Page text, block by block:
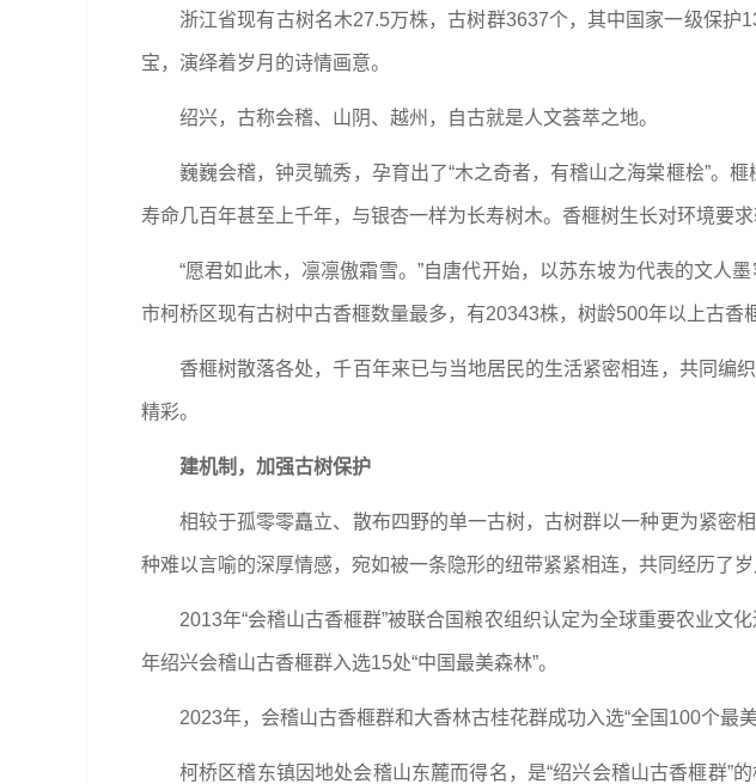
浙江省现有古树名木27.5万株，古树群3637个，其中国家一级保
宝，演绎着岁月的诗情画意。
绍兴，古称会稽、山阴、越州，自古就是人文荟萃之地。
巍巍会稽，钟灵毓秀，孕育出了“木之奇者，有稽山之海棠榧桧”。
寿命几百年甚至上千年，与银杏一样为长寿树木。香榧树生长对环境要求
“愿君如此木，凛凛傲霜雪。”自唐代开始，以苏东坡为代表的文人
市柯桥区现有古树中古香榧数量最多，有20343株，树龄500年以上古香
香榧树散落各处，千百年来已与当地居民的生活紧密相连，共同编
精彩。
建机制，加强古树保护
相较于孤零零矗立、散布四野的单一古树，古树群以一种更为紧密
种难以言喻的深厚情感，宛如被一条隐形的纽带紧紧相连，共同经历了
2013年“会稽山古香榧群”被联合国粮农组织认定为全球重要农业文
年绍兴会稽山古香榧群入选15处“中国最美森林”。
2023年，会稽山古香榧群和大香林古桂花群成功入选“全国100个最美
柯桥区稽东镇因地处会稽山东麓而得名，是“绍兴会稽山古香榧群”